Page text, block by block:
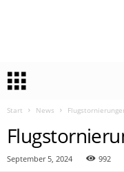
Start News
September 5, 2024 992